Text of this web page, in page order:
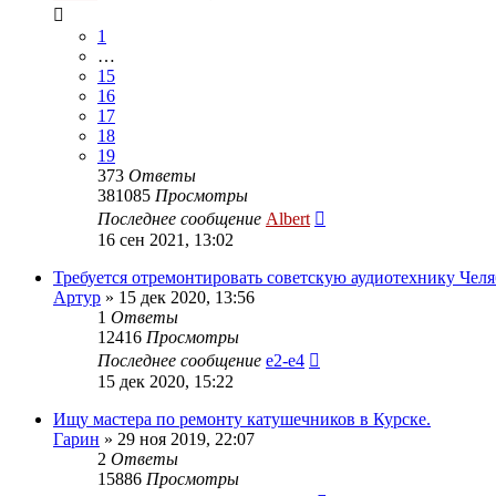
1
…
15
16
17
18
19
373 Ответы
381085 Просмотры
Последнее сообщение Albert
16 сен 2021, 13:02
Требуется отремонтировать советскую аудиотехнику
Артур » 15 дек 2020, 13:56
1 Ответы
12416 Просмотры
Последнее сообщение e2-e4
15 дек 2020, 15:22
Ищу мастера по ремонту катушечников в Курске.
Гарин » 29 ноя 2019, 22:07
2 Ответы
15886 Просмотры